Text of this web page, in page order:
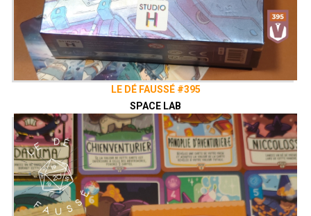
LE DÉ FAUSSÉ #395
SPACE LAB